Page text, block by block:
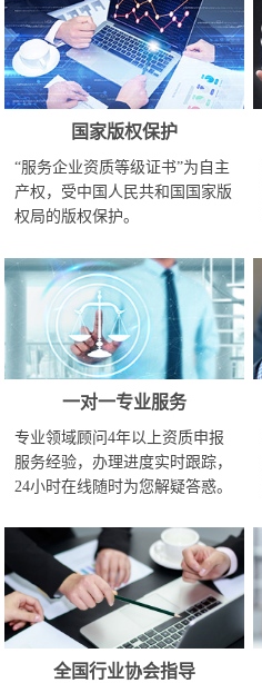
国家版权保护
“服务企业资质等级证书”为自主
产权，受中国人民共和国国家版
权局的版权保护。
一对一专业服务
专业领域顾问4年以上资质申报
服务经验，办理进度实时跟踪，
24小时在线随时为您解疑答惑。
全国行业协会指导